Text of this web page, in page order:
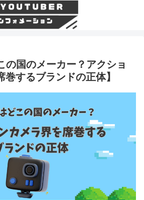
の国のメーカー？アクショ
巻するブランドの正体】